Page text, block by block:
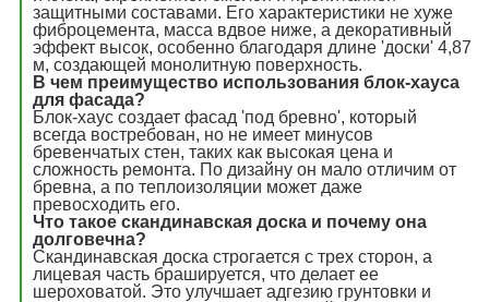
защитными составами. Его характеристики не хуже
фиброцемента, масса вдвое ниже, а декоративный
эффект высок, особенно благодаря длине 'доски' 4,87
м, создающей монолитную поверхность.
В чем преимущество использования блок-хауса
для фасада?
Блок-хаус создает фасад 'под бревно', который
всегда востребован, но не имеет минусов
бревенчатых стен, таких как высокая цена и
сложность ремонта. По дизайну он мало отличим от
бревна, а по теплоизоляции может даже
превосходить его.
Что такое скандинавская доска и почему она
долговечна?
Скандинавская доска строгается с трех сторон, а
лицевая часть брашируется, что делает ее
шероховатой. Это улучшает адгезию грунтовки и